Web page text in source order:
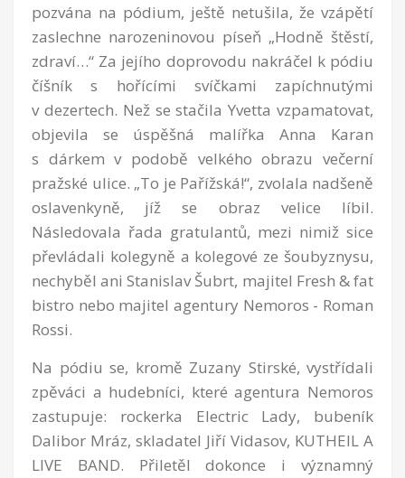
pozvána na pódium, ještě netušila, že vzápětí
zaslechne narozeninovou píseň „Hodně štěstí,
zdraví…“ Za jejího doprovodu nakráčel k pódiu
číšník s hořícími svíčkami zapíchnutými
v dezertech. Než se stačila Yvetta vzpamatovat,
objevila se úspěšná malířka Anna Karan
s dárkem v podobě velkého obrazu večerní
pražské ulice. „To je Pařížská!“, zvolala nadšeně
oslavenkyně, jíž se obraz velice líbil.
Následovala řada gratulantů, mezi nimiž sice
převládali kolegyně a kolegové ze šoubyznysu,
nechyběl ani Stanislav Šubrt, majitel Fresh & fat
bistro nebo majitel agentury Nemoros - Roman
Rossi.
Na pódiu se, kromě Zuzany Stirské, vystřídali
zpěváci a hudebníci, které agentura Nemoros
zastupuje: rockerka Electric Lady, bubeník
Dalibor Mráz, skladatel Jiří Vidasov, KUTHEIL A
LIVE BAND. Přiletěl dokonce i významný